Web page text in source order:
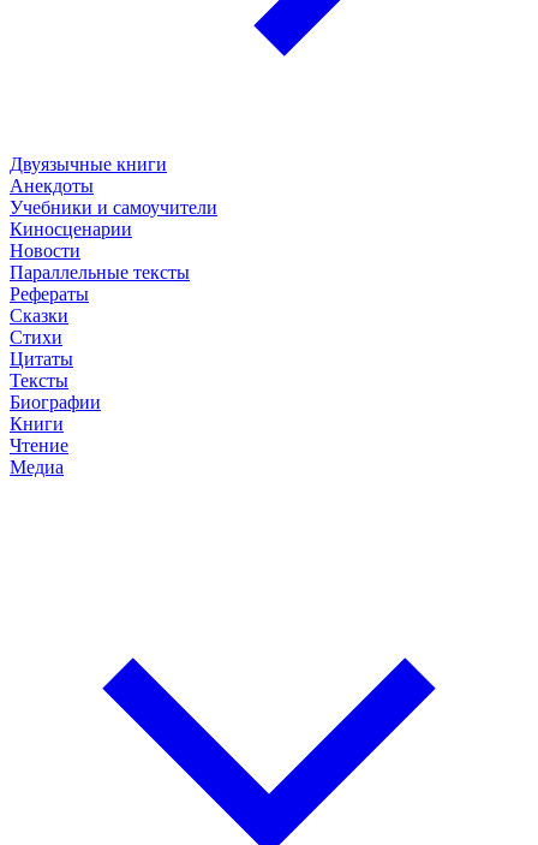
Двуязычные книги
Анекдоты
Учебники и самоучители
Киносценарии
Новости
Параллельные тексты
Рефераты
Сказки
Стихи
Цитаты
Тексты
Биографии
Книги
Чтение
Медиа